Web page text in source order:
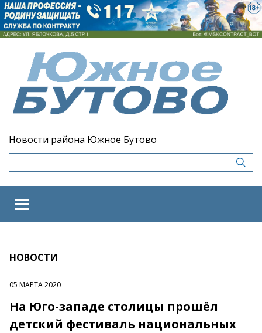
Новости района Южное Бутово
НОВОСТИ
05 МАРТА 2020
На Юго-западе столицы прошёл
детский фестиваль национальных